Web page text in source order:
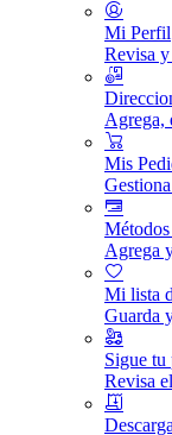
Mi Perfil
Revisa y
Agrega,
Mis
Agrega
Mi lista
Guarda
Sigue tu
Revisa